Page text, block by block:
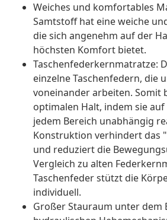
Weiches und komfortables
Samtstoff hat eine weiche
die sich angenehm auf der
höchsten Komfort bietet.
Taschenfederkernmatratze:
einzelne Taschenfedern, die
voneinander arbeiten. Somit
optimalen Halt, indem sie
jedem Bereich unabhängig
Konstruktion verhindert das
und reduziert die
Vergleich zu alten
Taschenfeder stützt die
individuell.
Großer Stauraum unter dem